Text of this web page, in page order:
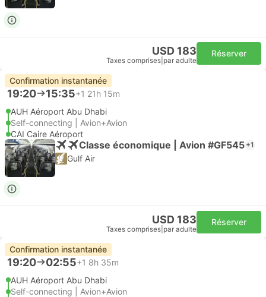
USD 183
Taxes comprises par adulte
Réserver
Confirmation instantanée
19:20 15:35+1 21h 15m
AUH Aéroport Abu Dhabi
Self-connecting | Avion+Avion
CAI Caire Aéroport
Classe économique | Avion #GF545 +1
Gulf Air
USD 183
Taxes comprises par adulte
Réserver
Confirmation instantanée
19:20 02:55+1 8h 35m
AUH Aéroport Abu Dhabi
Self-connecting | Avion+Avion